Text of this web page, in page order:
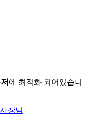
에 최적화 되어있습니
장님